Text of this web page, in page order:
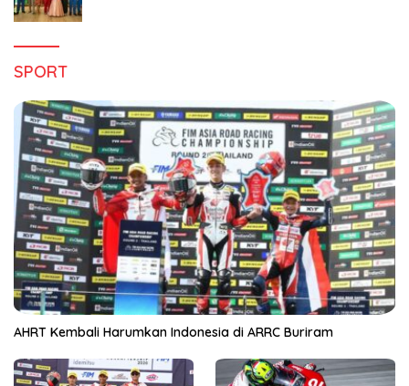
SPORT
AHRT Kembali Harumkan Indonesia di ARRC Buriram